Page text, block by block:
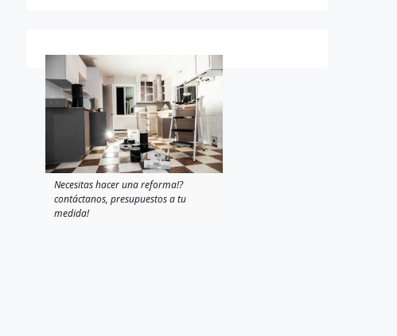
Necesitas hacer una reforma!?
contáctanos, presupuestos a tu
medida!